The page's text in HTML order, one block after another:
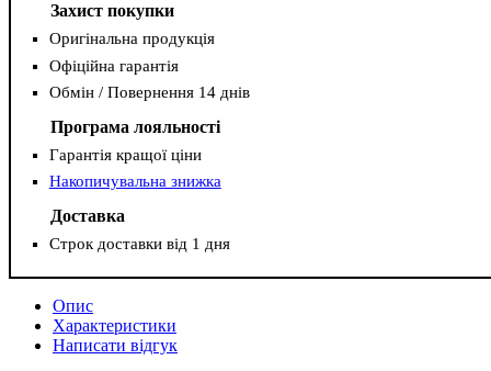
Захист покупки
Оригінальна продукція
Офіційна гарантія
Обмін / Повернення 14 днів
Програма лояльності
Гарантія кращої ціни
Накопичувальна знижка
Доставка
Строк доставки від 1 дня
Опис
Характеристики
Написати відгук